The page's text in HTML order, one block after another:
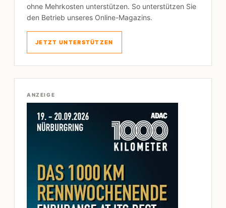
ohne Mehrkosten unterstützen. So unterstützen Sie
den Betrieb unseres Online-Magazins.
JETZT UNTERSTÜTZEN
ANZEIGE